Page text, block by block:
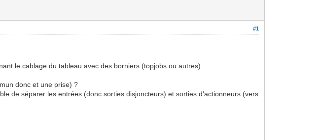
#1
le cablage du tableau avec des borniers (topjobs ou autres).
donc et une prise) ?
de séparer les entrées (donc sorties disjoncteurs) et sorties d'actionneurs (vers